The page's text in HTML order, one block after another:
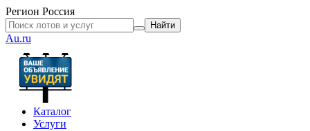
Регион Россия
Найти
Au.ru
Каталог
Услуги